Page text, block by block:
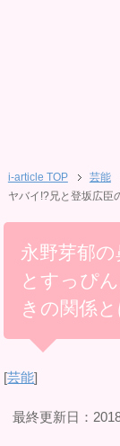
i-article TOP 芸能
ヤバイ!?兄と登坂広臣
永野芽郁
とすっぴ
きの関係
[芸能]
最終更新日：